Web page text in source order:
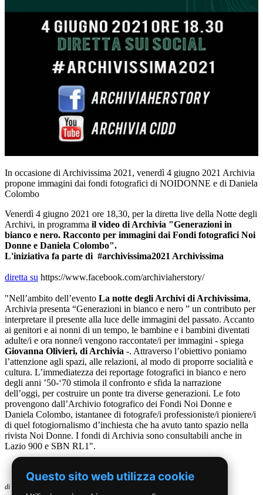
In occasione di Archivissima 2021, venerdì 4 giugno 2021 Archivia
propone immagini dai fondi fotografici di NOIDONNE e di Daniela
Colombo
Venerdì 4 giugno 2021 ore 18,30, per la diretta live della Notte degli
Archivi, in programma il video di Archivia "Generazioni in
bianco e nero. Racconto per immagini dai Fondi fotografici Noi
Donne e Daniela Colombo".
L'iniziativa fa parte di #archivissima2021 Archivissima
diretta su https://www.facebook.com/archiviaherstory/
"Nell’ambito dell’evento La notte degli Archivi di Archivissima,
Archivia presenta “Generazioni in bianco e nero ” un contributo per
interpretare il presente alla luce delle immagini del passato. Accanto
ai genitori e ai nonni di un tempo, le bambine e i bambini diventati
adulte/i e ora nonne/i vengono raccontate/i per immagini - spiega
Giovanna Olivieri, di Archivia -. Attraverso l’obiettivo poniamo
l’attenzione agli spazi, alle relazioni, al modo di proporre socialità e
cultura. L’immediatezza dei reportage fotografici in bianco e nero
degli anni ’50-‘70 stimola il confronto e sfida la narrazione
dell’oggi, per costruire un ponte tra diverse generazioni. Le foto
provengono dall’Archivio fotografico dei Fondi Noi Donne e
Daniela Colombo, istantanee di fotografe/i professioniste/i pioniere/i
di quel fotogiornalismo d’inchiesta che ha avuto tanto spazio nella
rivista Noi Donne. I fondi di Archivia sono consultabili anche in
Lazio 900 e SBN RL1".
di
Questo sito web utilizza cookie